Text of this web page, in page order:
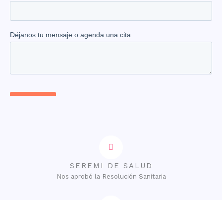
SEREMI DE SALUD
Nos aprobó la Resolución Sanitaria